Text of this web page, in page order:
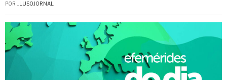
POR _LUSOJORNAL